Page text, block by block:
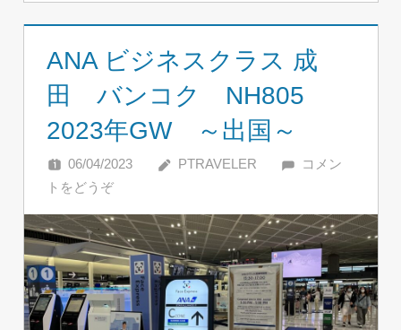
ANA ビジネスクラス 成
田 バンコク NH805
2023年GW ～出国～
06/04/2023 PTRAVELER
コメン
トをどうぞ